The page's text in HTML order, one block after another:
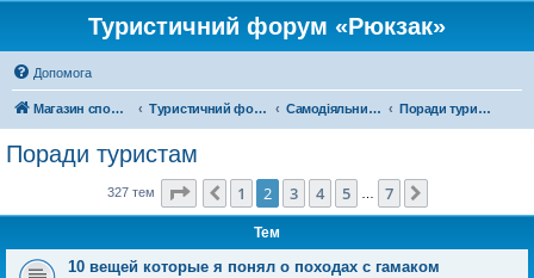
Туристичний форум «Рюкзак»
Допомога
Магазин спорядження Туристичний форум «Рюкзак» Самодіяльний туризм Поради туристам
Поради туристам
327 тем Сторінка 2з 7
Поперед.
1 2 3 4 5 7
Тем
10 вещей которые я понял о походах с гамаком